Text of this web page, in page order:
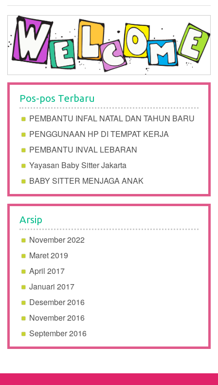
Pos-pos Terbaru
PEMBANTU INFAL NATAL DAN TAHUN BARU
PENGGUNAAN HP DI TEMPAT KERJA
PEMBANTU INVAL LEBARAN
Yayasan Baby Sitter Jakarta
BABY SITTER MENJAGA ANAK
Arsip
November 2022
Maret 2019
April 2017
Januari 2017
Desember 2016
November 2016
September 2016